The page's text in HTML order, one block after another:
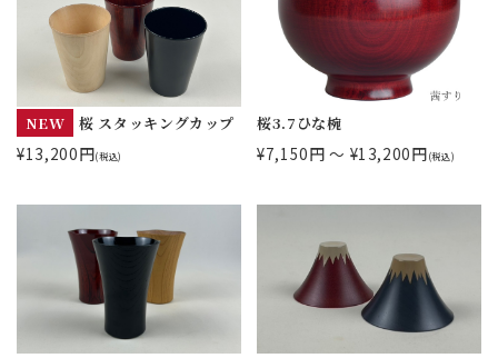
NEW 桜 スタッキングカップ
¥13,200円(税込)
桜3.7ひな椀
¥7,150円 ～ ¥13,200円(税込)